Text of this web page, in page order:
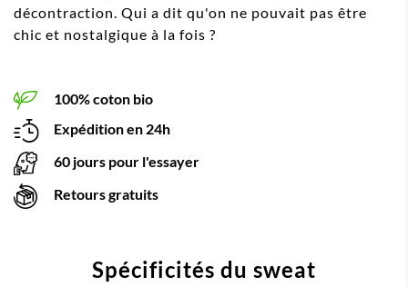
décontraction. Qui a dit qu'on ne pouvait pas être
chic et nostalgique à la fois ?
100% coton bio
Expédition en 24h
60 jours pour l'essayer
Retours gratuits
Spécificités du sweat